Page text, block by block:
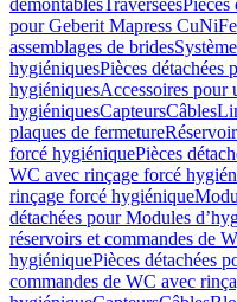
démontablesTraverséesPièces
pour Geberit Mapress CuNiFe
assemblages de brides
hygiéniquesPièces détachées
hygiéniquesAccessoires pour
hygiéniquesCapteursCâbles
plaques de fermeture
forcé hygiéniquePièces
WC avec rinçage forcé
rinçage forcé hygiénique
détachées pour Modules
réservoirs et commandes de
hygiéniquePièces détachées
commandes de WC avec